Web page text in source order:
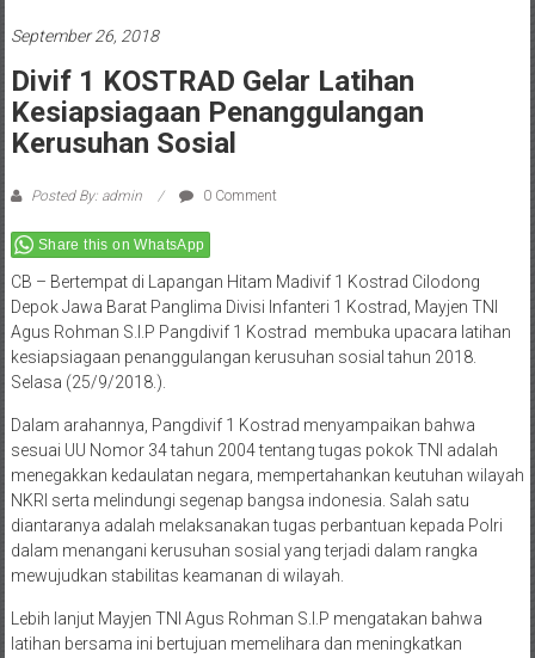
September 26, 2018
Divif 1 KOSTRAD Gelar Latihan
Kesiapsiagaan Penanggulangan
Kerusuhan Sosial
Posted By: admin 0 Comment
Share this on WhatsApp
CB – Bertempat di Lapangan Hitam Madivif 1 Kostrad Cilodong
Depok Jawa Barat Panglima Divisi Infanteri 1 Kostrad, Mayjen TNI
Agus Rohman S.I.P Pangdivif 1 Kostrad membuka upacara latihan
kesiapsiagaan penanggulangan kerusuhan sosial tahun 2018.
Selasa (25/9/2018.).
Dalam arahannya, Pangdivif 1 Kostrad menyampaikan bahwa
sesuai UU Nomor 34 tahun 2004 tentang tugas pokok TNI adalah
menegakkan kedaulatan negara, mempertahankan keutuhan wilayah
NKRI serta melindungi segenap bangsa indonesia. Salah satu
diantaranya adalah melaksanakan tugas perbantuan kepada Polri
dalam menangani kerusuhan sosial yang terjadi dalam rangka
mewujudkan stabilitas keamanan di wilayah.
Lebih lanjut Mayjen TNI Agus Rohman S.I.P mengatakan bahwa
latihan bersama ini bertujuan memelihara dan meningkatkan